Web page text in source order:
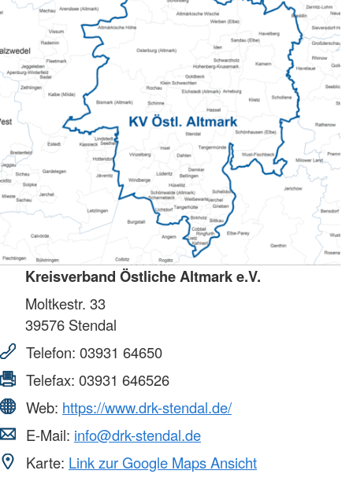
Kreisverband Östliche Altmark e.V.
Moltkestr. 33
39576 Stendal
Telefon: 03931 64650
Telefax: 03931 646526
Web: https://www.drk-stendal.de/
E-Mail: info@drk-stendal.de
Karte: Link zur Google Maps Ansicht